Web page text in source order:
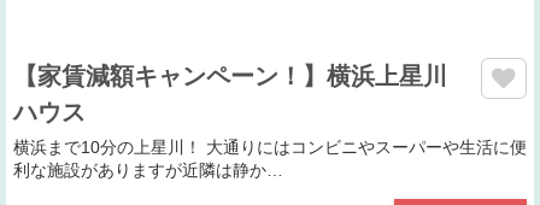
【家賃減額キャンペーン！】横浜上星川
ハウス
横浜まで10分の上星川！ 大通りにはコンビニやスーパーや生活に便
利な施設がありますが近隣は静か…